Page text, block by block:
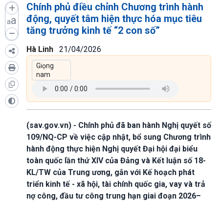
aa
Chính phủ điều chỉnh Chương trình hành
động, quyết tâm hiện thực hóa mục tiêu
tăng trưởng kinh tế “2 con số”
Hà Linh 21/04/2026
(sav.gov.vn) - Chính phủ đã ban hành Nghị quyết số
109/NQ-CP về việc cập nhật, bổ sung Chương trình
hành động thực hiện Nghị quyết Đại hội đại biểu
toàn quốc lần thứ XIV của Đảng và Kết luận số 18-
KL/TW của Trung ương, gắn với Kế hoạch phát
triển kinh tế - xã hội, tài chính quốc gia, vay và trả
nợ công, đầu tư công trung hạn giai đoạn 2026–